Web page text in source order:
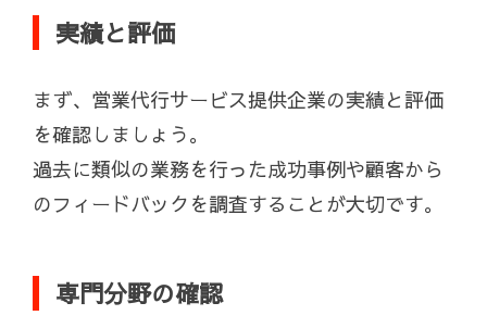
実績と評価
まず、営業代行サービス提供企業の実績と評価
を確認しましょう。
過去に類似の業務を行った成功事例や顧客から
のフィードバックを調査することが大切です。
専門分野の確認